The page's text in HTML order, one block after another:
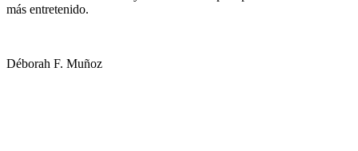
más entretenido.
Déborah F. Muñoz